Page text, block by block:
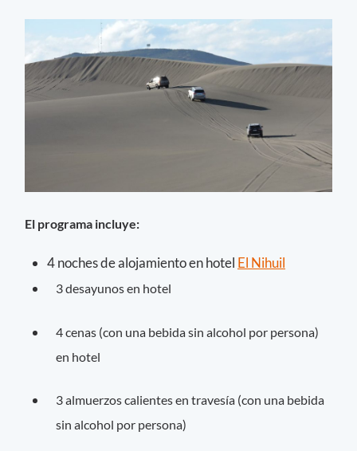
El programa incluye:
4 noches de alojamiento en hotel El Nihuil
3 desayunos en hotel
4 cenas (con una bebida sin alcohol por persona)
en hotel
3 almuerzos calientes en travesía (con una bebida
sin alcohol por persona)